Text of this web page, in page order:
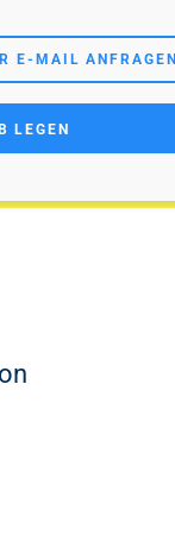
E-MAIL ANFRAGEN
LEGEN